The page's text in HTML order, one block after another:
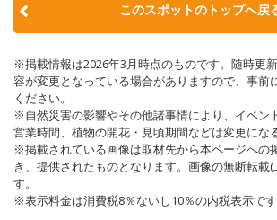
このスポットのトップへ戻
※掲載情報は2026年3月時点のものです。随時更
容が変更となっている場合がありますので、事前
ください。
※自然災害の影響やその他諸事情により、イベン
営業時間、植物の開花・見頃期間などは変更にな
※掲載されている画像は取材先から本ページへの
き、提供されたものとなります。画像の無断転載
す。
※表示料金は消費税8％ないし10％の内税表示です